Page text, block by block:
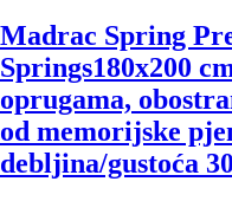
Madrac Spring
Springs180x200
oprugama,
od memorijske
debljina/gustoća